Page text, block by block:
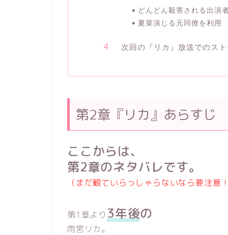
どんどん殺害される出演
夏菜演じる元同僚を利用
次回の『リカ』放送でのス
第2章『リカ』あらすじ
ここからは、
第2章のネタバレです。
（まだ観ていらっしゃらないなら要注意！
第1章より 3年後の
雨宮リカ。